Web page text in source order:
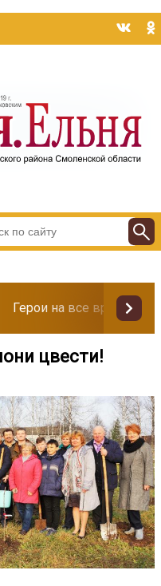
Герои на все времена
цвести!